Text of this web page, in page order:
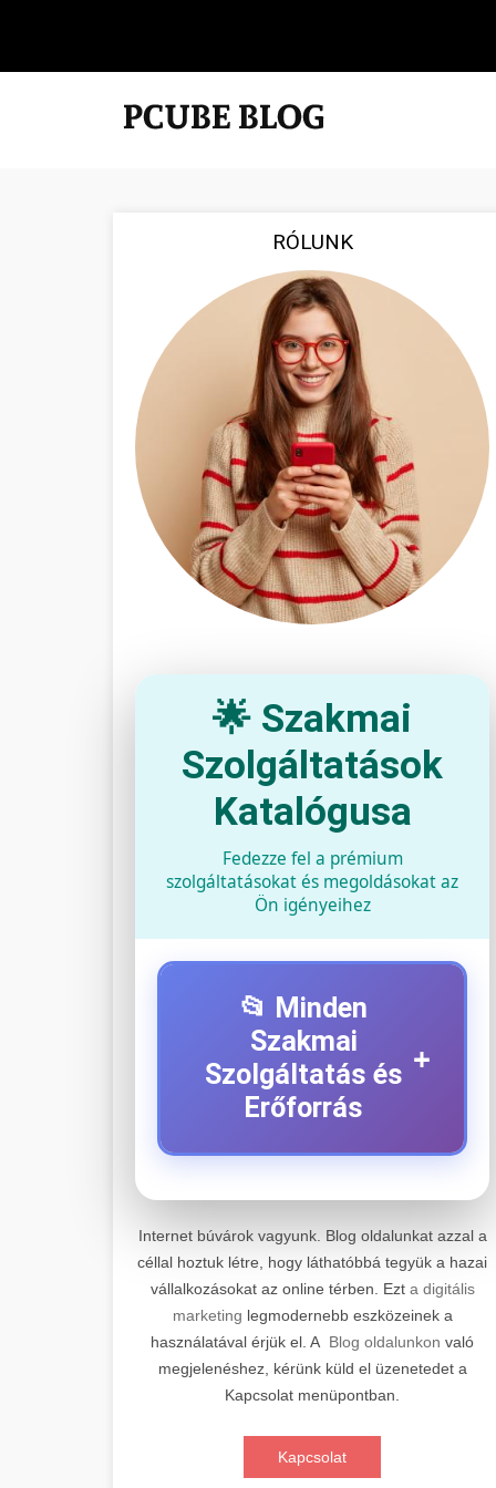
RÓLUNK
🌟 Szakmai
Szolgáltatások
Katalógusa
Fedezze fel a prémium
szolgáltatásokat és megoldásokat az
Ön igényeihez
📂 Minden
Szakmai
Szolgáltatás és
Erőforrás
+
+
Professzionális elektromos roller
javítási és karbantartási szolgáltatások.
Szakértő technikusaink minőségi
szervízt nyújtanak minden jelentős
márkához és modellhez.
Szervizközpont Látogatása
📊 2. Online Marketing
Ügynökség
+
Átfogó online marketing
szolgáltatások, beleértve a SEO-t,
közösségi média kezelést és digitális
hirdetéseket. Növekedés elérése
Elektromos Roller
Internet búvárok vagyunk. Blog oldalunkat azzal a
céllal hoztuk létre, hogy láthatóbbá tegyük a hazai
vállalkozásokat az online térben. Ezt a digitális
marketing legmodernebb eszközeinek a
használatával érjük el. A Blog oldalunkon való
megjelenéshez, kérünk küld el üzenetedet a
Kapcsolat menüpontban.
Kapcsolat